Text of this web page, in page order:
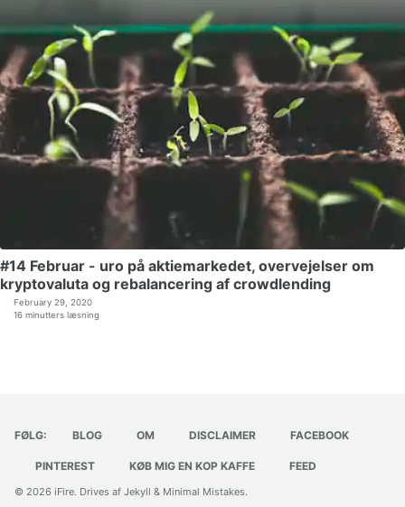
#14 Februar - uro på aktiemarkedet, overvejelser om
kryptovaluta og rebalancering af crowdlending
February 29, 2020
16 minutters læsning
FØLG: BLOG OM DISCLAIMER FACEBOOK
PINTEREST KØB MIG EN KOP KAFFE FEED
© 2026 iFire. Drives af Jekyll & Minimal Mistakes.